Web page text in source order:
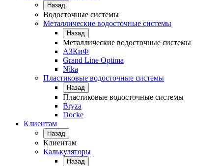
Назад
Водосточные системы
Металлические водосточные системы
Назад
Металлические водосточные системы
АЗКиФ
Grand Line Optima
Nika
Пластиковые водосточные системы
Назад
Пластиковые водосточные системы
Bryza
Docke
Клиентам
Назад
Клиентам
Калькуляторы
Назад